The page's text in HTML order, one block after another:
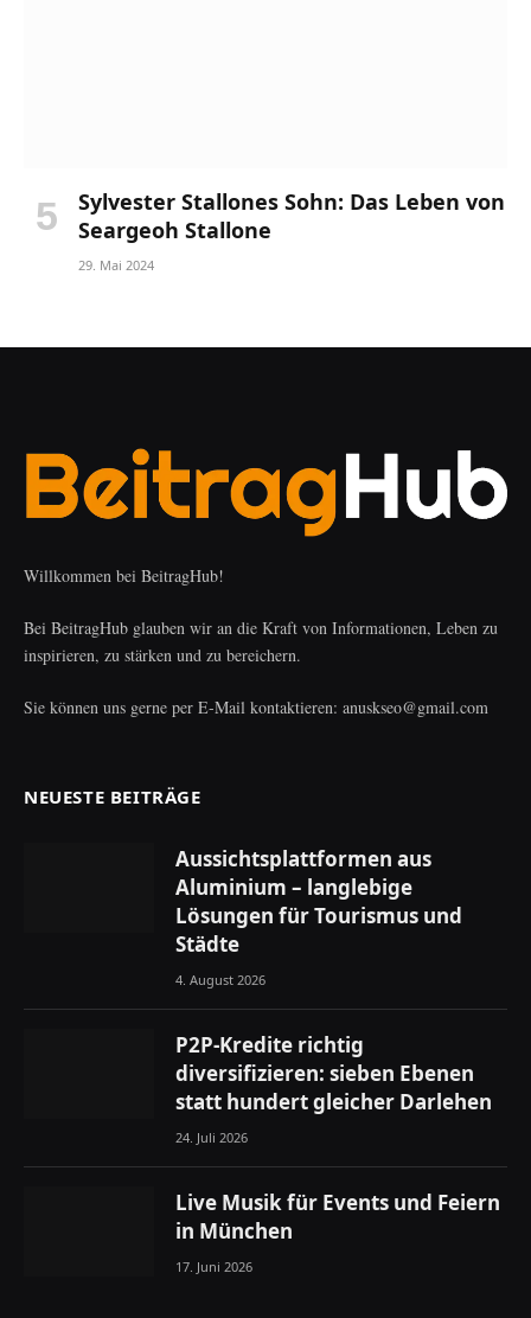
Sylvester Stallones Sohn: Das Leben von
Seargeoh Stallone
29. Mai 2024
Willkommen bei BeitragHub!
Bei BeitragHub glauben wir an die Kraft von Informationen, Leben zu
inspirieren, zu stärken und zu bereichern.
Sie können uns gerne per E-Mail kontaktieren: anuskseo@gmail.com
NEUESTE BEITRÄGE
Aussichtsplattformen aus
Aluminium – langlebige
Lösungen für Tourismus und
Städte
4. August 2026
P2P-Kredite richtig
diversifizieren: sieben Ebenen
statt hundert gleicher Darlehen
24. Juli 2026
Live Musik für Events und Feiern
in München
17. Juni 2026